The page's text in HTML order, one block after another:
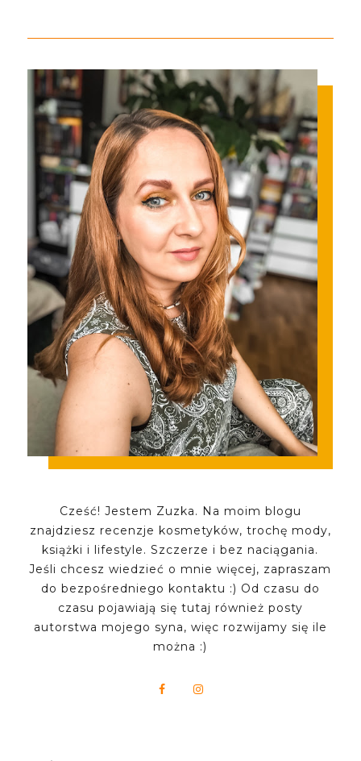
Cześć! Jestem Zuzka. Na moim blogu
znajdziesz recenzje kosmetyków, trochę mody,
książki i lifestyle. Szczerze i bez naciągania.
Jeśli chcesz wiedzieć o mnie więcej, zapraszam
do bezpośredniego kontaktu :) Od czasu do
czasu pojawiają się tutaj również posty
autorstwa mojego syna, więc rozwijamy się ile
można :)